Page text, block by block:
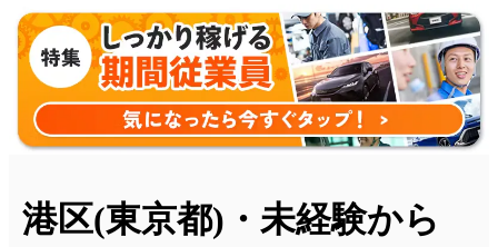
港区(東京都)・未経験から